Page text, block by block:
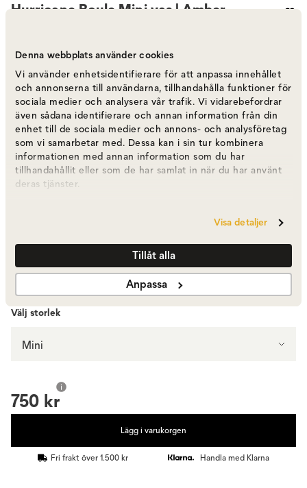
Denna webbplats använder cookies
Vi använder enhetsidentifierare för att anpassa innehållet
och annonserna till användarna, tillhandahålla funktioner för
sociala medier och analysera vår trafik. Vi vidarebefordrar
även sådana identifierare och annan information från din
enhet till de sociala medier och annons- och analysföretag
som vi samarbetar med. Dessa kan i sin tur kombinera
informationen med annan information som du har
tillhandahållit eller som de har samlat in när du har använt
deras tjänster.
Visa detaljer
Tillåt alla
Anpassa
Hurricane Boule Mini vas | Amber
Välj färgAmber
Amber
750 kr
Fåtal i lager
Green
750 kr
750 kr
Visa fler +8
Välj storlek
Mini
750 kr
Lägg i varukorgen
Fri frakt över 1.500 kr Handla med Klarna